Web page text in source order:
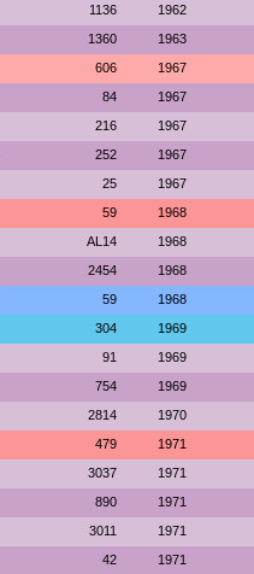
1136 1962
1360 1963
606 1967
84 1967
216 1967
252 1967
25 1967
59 1968
AL14 1968
2454 1968
59 1968
304 1969
91 1969
754 1969
2814 1970
479 1971
3037 1971
890 1971
3011 1971
42 1971